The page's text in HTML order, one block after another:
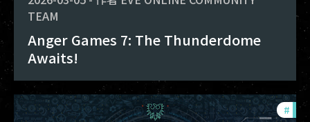
TEAM
Anger Games 7: The Thunderdome
Awaits!
#